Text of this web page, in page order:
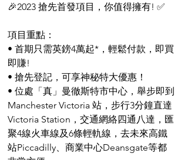
🎉2023 搶先首發項目，你值得擁有! ✅
項目重點：
• 首期只需英鎊4萬起*，輕鬆付款，即買
即賺!
• 搶先登記，可享神秘特大優惠！
• 位處「真」曼徹斯特市中心，舉步即到
Manchester Victoria 站，步行3分鐘直達
Victoria Station，交通網絡四通八達，匯
聚4線火車線及6條輕軌線，去未來高鐵
站Piccadilly、商業中心Deansgate等都